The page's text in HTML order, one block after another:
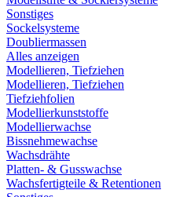
Sonstiges
Sockelsysteme
Doubliermassen
Alles anzeigen
Modellieren, Tiefziehen
Modellieren, Tiefziehen
Tiefziehfolien
Modellierkunststoffe
Modellierwachse
Bissnehmewachse
Wachsdrähte
Platten- & Gusswachse
Wachsfertigteile & Retentionen